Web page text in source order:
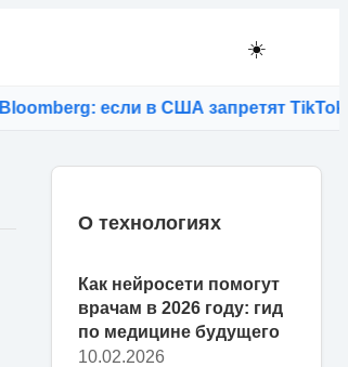
☀️
если в США запретят TikTok, то
О технологиях
Как нейросети помогут
врачам в 2026 году: гид
по медицине будущего
10.02.2026